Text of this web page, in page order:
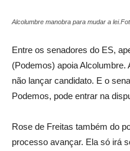
Alcolumbre manobra para mudar a
Entre os senadores do ES,
(Podemos) apoia
não lançar candidato. E o
Podemos, pode entrar na
Rose de Freitas também do
processo avançar. Ela só irá